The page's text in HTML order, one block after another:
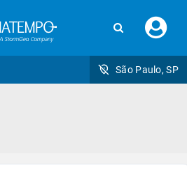
seu
São Paulo, SP